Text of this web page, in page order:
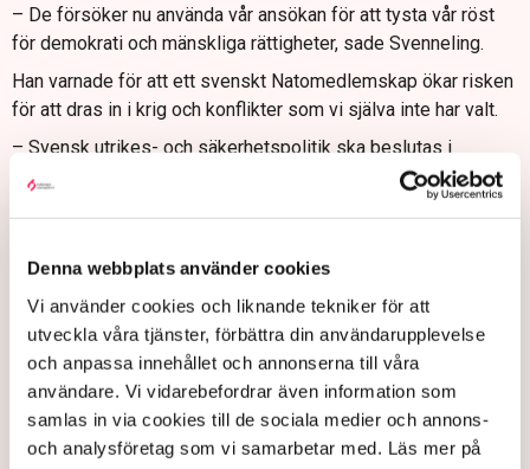
Denna webbplats använder cookies
Vi använder cookies och liknande tekniker för att
utveckla våra tjänster, förbättra din användarupplevelse
och anpassa innehållet och annonserna till våra
användare. Vi vidarebefordrar även information som
samlas in via cookies till de sociala medier och annons-
och analysföretag som vi samarbetar med. Läs mer på
– De försöker nu använda vår ansökan för att tysta vår röst
för demokrati och mänskliga rättigheter, sade Svenneling.
Han varnade för att ett svenskt Natomedlemskap ökar risken
för att dras in i krig och konflikter som vi själva inte har valt.
– Svensk utrikes- och säkerhetspolitik ska beslutas i
Sverige, inte på Natos högkvarter i Bryssel, inte i Washington
av USA:s president eller i Ankara av Turkiets president, sade
Utrikesutskottets ordförande Emil Aronsson (SD) pekade på
att demokratin står stark i de allra flesta av Natos
medlemsstater och att "freds- och frihetstörstande" Ukraina
inte vill något hellre än att gå med i Nato och EU.
Utrikesminister Billström uppgav att Rysslands angrepp på
Ukraina visar på ett gränslöst förakt mot folkrätten och den
europeiska säkerhetsordningen.